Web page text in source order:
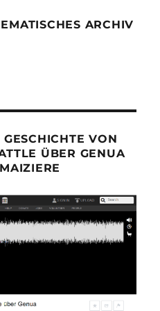
ARCHIV
VON
ÜBER GENUA